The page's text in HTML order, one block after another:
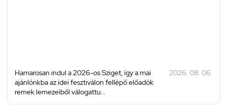
Hamarosan indul a 2026-os Sziget, így a mai
ajánlónkba az idei fesztiválon fellépő előadók
remek lemezeiből válogattu...
2026. 08. 06.